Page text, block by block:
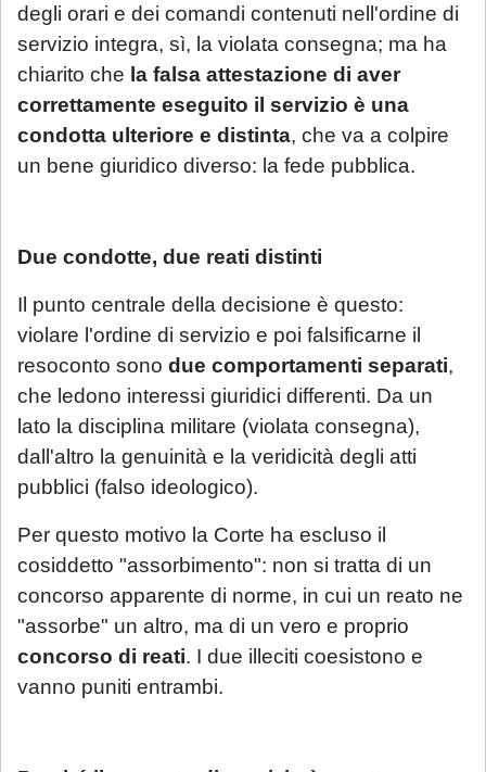
degli orari e dei comandi contenuti nell'ordine di
servizio integra, sì, la violata consegna; ma ha
chiarito che la falsa attestazione di aver
correttamente eseguito il servizio è una
condotta ulteriore e distinta, che va a colpire
un bene giuridico diverso: la fede pubblica.
Due condotte, due reati distinti
Il punto centrale della decisione è questo:
violare l'ordine di servizio e poi falsificarne il
resoconto sono due comportamenti separati,
che ledono interessi giuridici differenti. Da un
lato la disciplina militare (violata consegna),
dall'altro la genuinità e la veridicità degli atti
pubblici (falso ideologico).
Per questo motivo la Corte ha escluso il
cosiddetto "assorbimento": non si tratta di un
concorso apparente di norme, in cui un reato ne
"assorbe" un altro, ma di un vero e proprio
concorso di reati. I due illeciti coesistono e
vanno puniti entrambi.